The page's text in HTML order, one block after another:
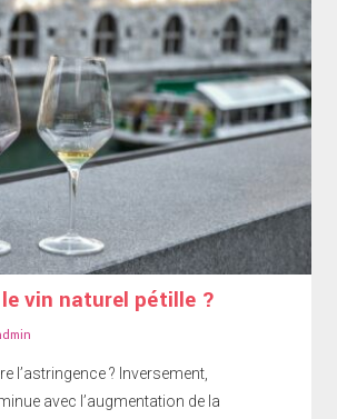
vin naturel pétille ?
l’astringence ? Inversement,
avec l’augmentation de la